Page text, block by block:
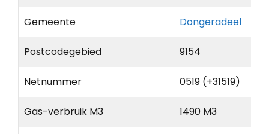
Gemeente Dongeradeel
Postcodegebied 9154
Netnummer 0519 (+31519)
Gas-verbruik M3 1490 M3